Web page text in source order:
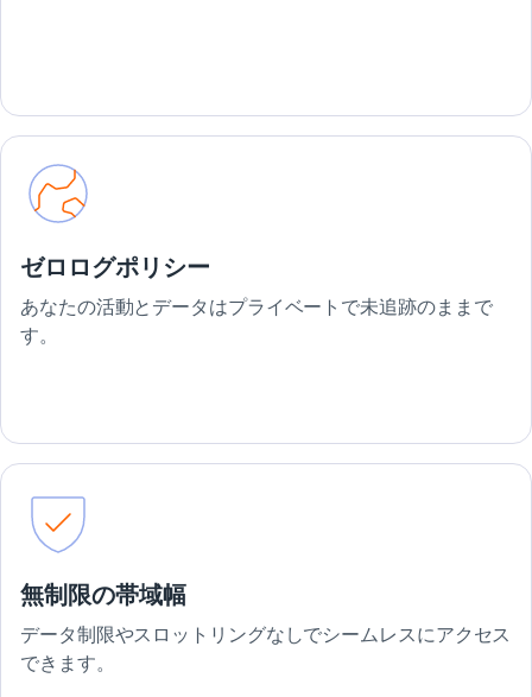
ゼロログポリシー
あなたの活動とデータはプライベートで未追跡のままで
す。
無制限の帯域幅
データ制限やスロットリングなしでシームレスにアクセス
できます。